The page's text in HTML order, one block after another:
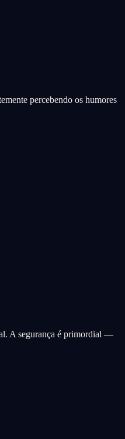
percebendo os humores
A segurança é primordial —